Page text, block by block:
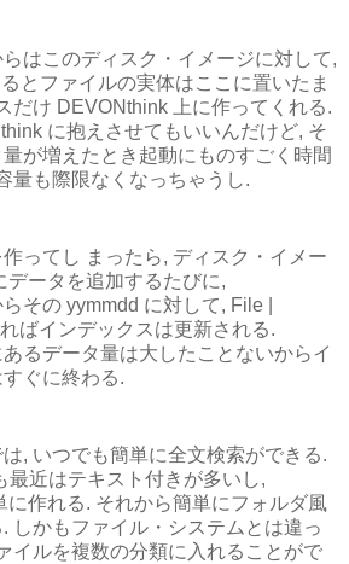
はこのディスク・イメージに対して,
とファイルの実体はここに置いたま
だけ DEVONthink 上に作ってくれる.
に抱えさせてもいいんだけど, そ
が増えたとき起動にものすごく時間
量も際限なくなっちゃうし.
ってし まったら, ディスク・イメー
データを追加するたびに,
その yymmdd に対して, File |
ばインデックスは更新される.
るデータ量は大したことないからイ
ぐに終わる.
, いつでも簡単に全文検索ができる.
最近はテキスト付きが多いし,
に作れる. それから簡単にフォルダ風
しかもファイル・システムとは違っ
イルを複数の分類に入れることがで